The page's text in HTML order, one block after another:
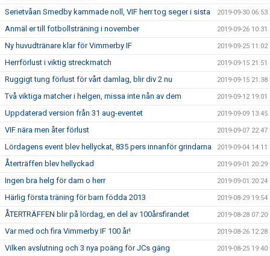
Serietvåan Smedby kammade noll, VIF herr tog seger i sista 2019-09-30 06:53
Anmäl er till fotbollsträning i november 2019-09-26 10:31
Ny huvudtränare klar för Vimmerby IF 2019-09-25 11:02
Herrförlust i viktig streckmatch 2019-09-15 21:51
Ruggigt tung förlust för vårt damlag, blir div 2 nu 2019-09-15 21:38
Två viktiga matcher i helgen, missa inte nån av dem 2019-09-12 19:01
Uppdaterad version från 31 aug-eventet 2019-09-09 13:45
VIF nära men åter förlust 2019-09-07 22:47
Lördagens event blev hellyckat, 835 pers innanför grindarna 2019-09-04 14:11
Återträffen blev hellyckad 2019-09-01 20:29
Ingen bra helg för dam o herr 2019-09-01 20:24
Härlig första träning för barn födda 2013 2019-08-29 19:54
ÅTERTRÄFFEN blir på lördag, en del av 100årsfirandet 2019-08-28 07:20
Var med och fira Vimmerby IF 100 år! 2019-08-26 12:28
Vilken avslutning och 3 nya poäng för JCs gäng 2019-08-25 19:40